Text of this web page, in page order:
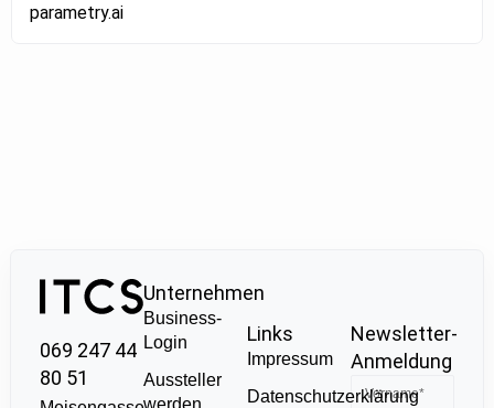
parametry.ai
069 247 44
80 51
Unternehmen
Business-
Login
Aussteller
werden
Links
Impressum
Datenschutzerklärung
Newsletter-
Anmeldung